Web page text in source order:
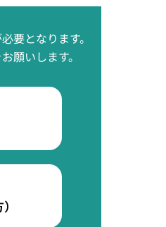
要となります。
願いします。